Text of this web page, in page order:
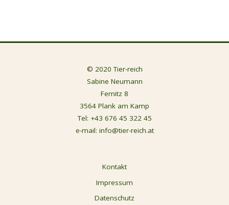
© 2020 Tier-reich
Sabine Neumann
Fernitz 8
3564 Plank am Kamp
Tel: +43 676 45 322 45
e-mail: info@tier-reich.at
Kontakt
Impressum
Datenschutz